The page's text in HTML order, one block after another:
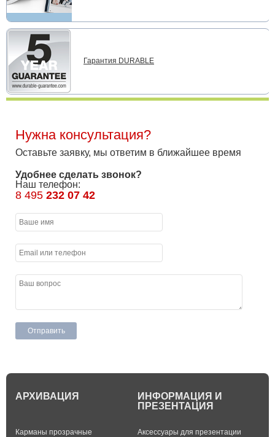
Гарантия DURABLE
Нужна консультация?
Оставьте заявку, мы ответим в ближайшее время
Удобнее сделать звонок?
Наш телефон:
8 495 232 07 42
АРХИВАЦИЯ
Карманы прозрачные
ИНФОРМАЦИЯ И
ПРЕЗЕНТАЦИЯ
Аксессуары для презентации